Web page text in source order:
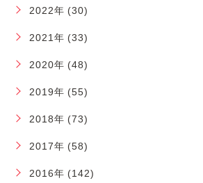
2022年 (30)
2021年 (33)
2020年 (48)
2019年 (55)
2018年 (73)
2017年 (58)
2016年 (142)